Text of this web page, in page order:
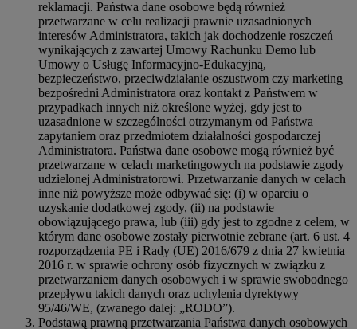
reklamacji. Państwa dane osobowe będą również
przetwarzane w celu realizacji prawnie uzasadnionych
interesów Administratora, takich jak dochodzenie roszczeń
wynikających z zawartej Umowy Rachunku Demo lub
Umowy o Usługę Informacyjno-Edukacyjną,
bezpieczeństwo, przeciwdziałanie oszustwom czy marketing
bezpośredni Administratora oraz kontakt z Państwem w
przypadkach innych niż określone wyżej, gdy jest to
uzasadnione w szczególności otrzymanym od Państwa
zapytaniem oraz przedmiotem działalności gospodarczej
Administratora. Państwa dane osobowe mogą również być
przetwarzane w celach marketingowych na podstawie zgody
udzielonej Administratorowi. Przetwarzanie danych w celach
inne niż powyższe może odbywać się: (i) w oparciu o
uzyskanie dodatkowej zgody, (ii) na podstawie
obowiązującego prawa, lub (iii) gdy jest to zgodne z celem, w
którym dane osobowe zostały pierwotnie zebrane (art. 6 ust. 4
rozporządzenia PE i Rady (UE) 2016/679 z dnia 27 kwietnia
2016 r. w sprawie ochrony osób fizycznych w związku z
przetwarzaniem danych osobowych i w sprawie swobodnego
przepływu takich danych oraz uchylenia dyrektywy
95/46/WE, (zwanego dalej: „RODO”).
Podstawą prawną przetwarzania Państwa danych osobowych